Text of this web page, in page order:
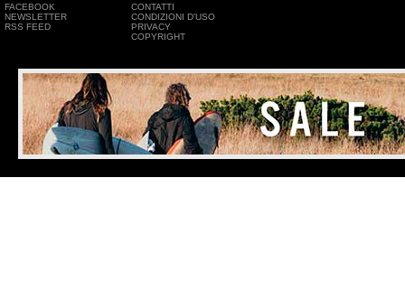
FACEBOOK
NEWSLETTER
RSS FEED
CONTATTI
CONDIZIONI D'USO
PRIVACY
COPYRIGHT